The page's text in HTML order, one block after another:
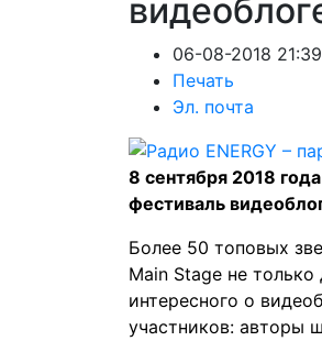
06-08-2018 21:39
Печать
Эл. почта
8 сентября 2018
фестиваль
Более 50 топовых
Main Stage не
интересного о
участников: авторы